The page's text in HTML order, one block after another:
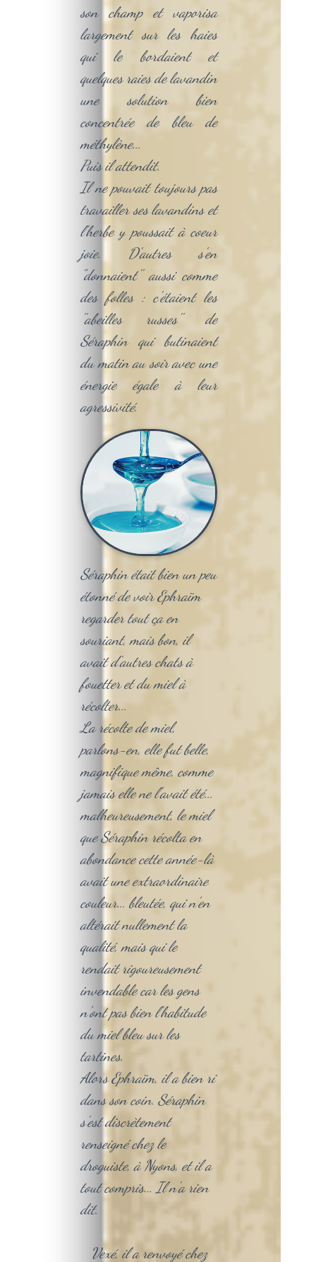
son champ et vaporisa
largement sur les haies
qui le bordaient et
quelques raies de lavandin
une solution bien
concentrée de bleu de
méthylène...
Puis il attendit.
Il ne pouvait toujours pas
travailler ses lavandins et
l'herbe y poussait à coeur
joie. D'autres s'en
"donnaient'' aussi comme
des folles : c'étaient les
''abeilles russes'' de
Séraphin qui butinaient
du matin au soir avec une
énergie égale à leur
agressivité.
Séraphin était bien un peu
étonné de voir Ephraïm
regarder tout ça en
souriant, mais bon, il
avait d'autres chats à
fouetter et du miel à
récolter...
La récolte de miel,
parlons-en, elle fut belle,
magnifique même, comme
jamais elle ne l'avait été...
malheureusement, le miel
que Séraphin récolta en
abondance cette année-là
avait une extraordinaire
couleur... bleutée, qui n'en
altérait nullement la
qualité, mais qui le
rendait rigoureusement
invendable car les gens
n'ont pas bien l'habitude
du miel bleu sur les
tartines.
Alors Ephraïm, il a bien ri
dans son coin. Séraphin
s'est discrètement
renseigné chez le
droguiste, à Nyons, et il a
tout compris... Il n'a rien
dit.
Vexé, il a renvoyé chez